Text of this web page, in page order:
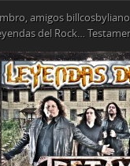
amigos
del Rock…